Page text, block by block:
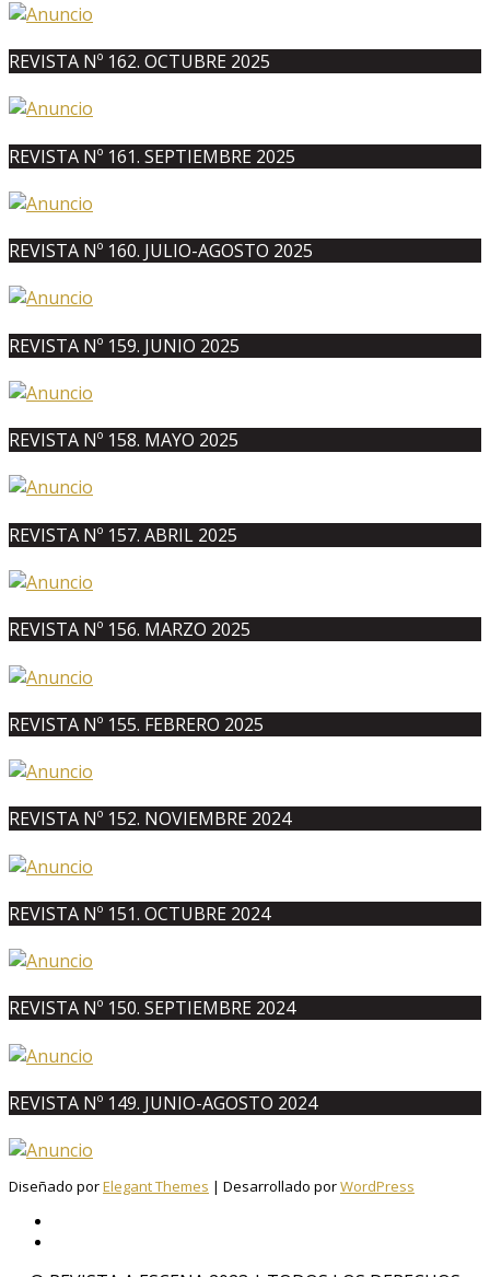
REVISTA Nº 162. OCTUBRE 2025
REVISTA Nº 161. SEPTIEMBRE 2025
REVISTA Nº 160. JULIO-AGOSTO 2025
REVISTA Nº 159. JUNIO 2025
REVISTA Nº 158. MAYO 2025
REVISTA Nº 157. ABRIL 2025
REVISTA Nº 156. MARZO 2025
REVISTA Nº 155. FEBRERO 2025
REVISTA Nº 152. NOVIEMBRE 2024
REVISTA Nº 151. OCTUBRE 2024
REVISTA Nº 150. SEPTIEMBRE 2024
REVISTA Nº 149. JUNIO-AGOSTO 2024
Diseñado porElegant Themes | Desarrollado porWordPress